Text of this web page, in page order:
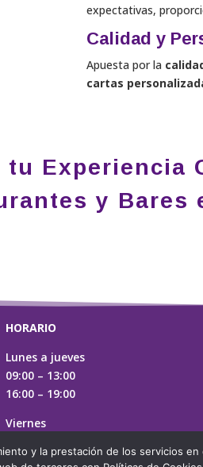
expectativas,
Calidad y
Apuesta por la
cartas
tu Experiencia
y Bares
HORARIO
Lunes a jueves
09:00 – 13:00
16:00 – 19:00
Viernes
y la prestación de los servicios